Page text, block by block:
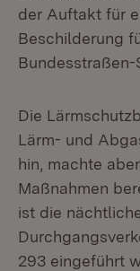
der Auftakt für
Beschilderung
Bundesstraßen-
Die
Lärm- und
hin, machte
Maßnahmen
ist die
293 eingeführt